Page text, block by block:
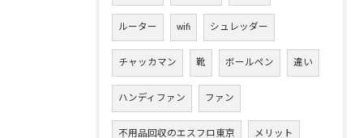
ルーター wifi シュレッダー
チャッカマン 靴 ボールペン 違い
ハンディファン ファン
不用品回収のエスフロ東京 メリット